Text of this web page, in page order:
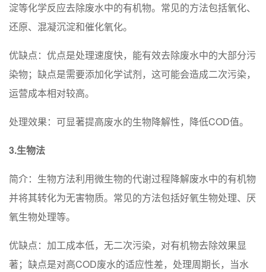
淀等化学反应去除废水中的有机物。常见的方法包括氧化、
还原、混凝沉淀和催化氧化。
优缺点：优点是处理速度快，能有效去除废水中的大部分污
染物；缺点是需要添加化学试剂，这可能会造成二次污染，
运营成本相对较高。
处理效果：可显著提高废水的生物降解性，降低COD值。
3.生物法
简介：生物方法利用微生物的代谢过程降解废水中的有机物
并将其转化为无害物质。常见的方法包括好氧生物处理、厌
氧生物处理等。
优缺点：加工成本低，无二次污染，对有机物去除效果显
著；缺点是对高COD废水的适应性差，处理周期长，当水